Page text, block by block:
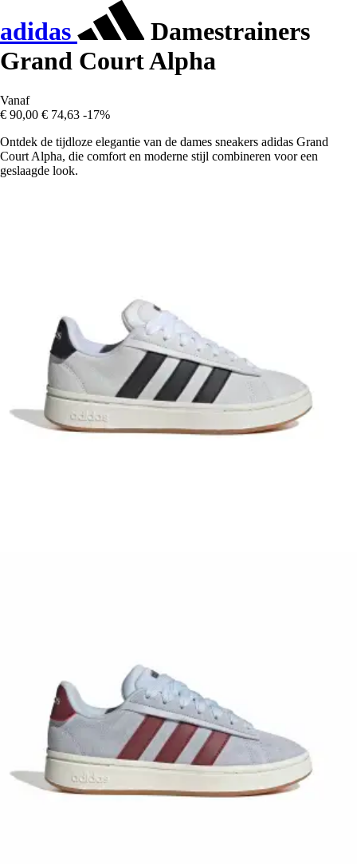
adidas
Damestrainers
Grand Court Alpha
Vanaf
€ 90,00 € 74,63 -17%
Ontdek de tijdloze elegantie van de dames sneakers adidas Grand
Court Alpha, die comfort en moderne stijl combineren voor een
geslaagde look.